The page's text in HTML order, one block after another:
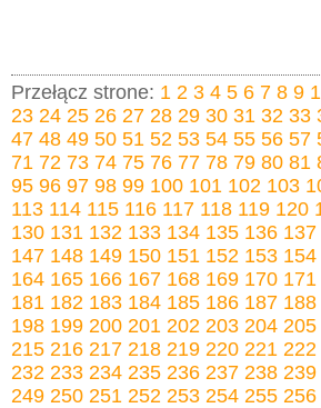
Przełącz strone: 1 2 3 4 5 6 7 8 9
23 24 25 26 27 28 29 30 31 32 33
47 48 49 50 51 52 53 54 55 56 57
71 72 73 74 75 76 77 78 79 80 81
95 96 97 98 99 100 101 102 103
113 114 115 116 117 118 119 120
130 131 132 133 134 135 136 137
147 148 149 150 151 152 153 154
164 165 166 167 168 169 170 171
181 182 183 184 185 186 187 188
198 199 200 201 202 203 204 205
215 216 217 218 219 220 221 222
232 233 234 235 236 237 238 239
249 250 251 252 253 254 255 256